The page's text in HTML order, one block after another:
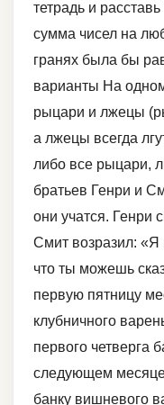
тетрадь и
сумма чисел на
гранях была бы
варианты На
рыцари и лжецы
а лжецы всегда
либо все рыцари,
братьев Генри и
они учатся. Генри
Смит возразил: «Я
что ты можешь
первую пятницу
клубничного
первого четверга
следующем
банку вишневого